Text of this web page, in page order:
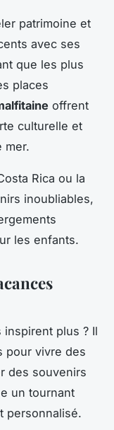
patrimoine et
avec ses
que les plus
places
offrent
culturelle et
mer.
Rica ou la
inoubliables,
les enfants.
plus ? Il
pour vivre des
des souvenirs
un tournant
personnalisé.